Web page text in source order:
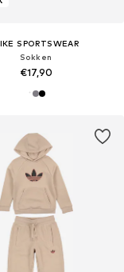
SPORTSWEAR
Sokken
€17,90